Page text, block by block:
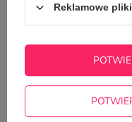
Ostatni krok to
Potwierdzenie
podany adres e-mail.
Potrzebujesz
Zadaj pytanie a my
niezwłocznie,
Reklamowe